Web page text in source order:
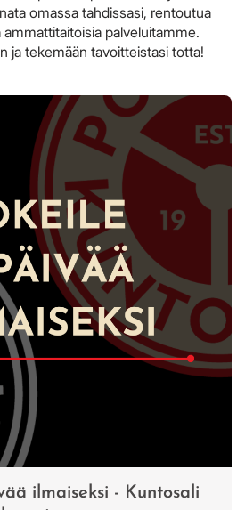
omassa tahdissasi, rentoutua
palveluitamme.
ja tekemään tavoitteistasi totta!
ilmaiseksi - Kuntosali